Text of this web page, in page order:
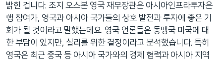
밝힌 겁니다. 조지 오스본 영국 재무장관은 아시아인프라투자은
행 참여가, 영국과 아시아 국가들의 상호 발전과 투자에 좋은 기
회가 될 것이라고 말했는데요. 영국 언론들은 동맹국 미국에 대
한 부담이 있지만, 실리를 위한 결정이라고 분석했습니다. 특히
영국은 최근 중국 등 아시아 국가와의 경제 협력과 아시아 지역